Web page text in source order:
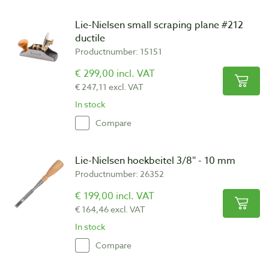
Lie-Nielsen small scraping plane #212
ductile
Productnumber: 15151
€ 299,00 incl. VAT
€ 247,11 excl. VAT
In stock
Compare
Lie-Nielsen hoekbeitel 3/8″ - 10 mm
Productnumber: 26352
€ 199,00 incl. VAT
€ 164,46 excl. VAT
In stock
Compare